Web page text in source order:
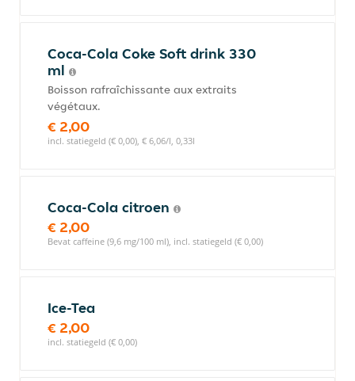
Coca-Cola Coke Soft drink 330
ml
Boisson rafraîchissante aux extraits
végétaux.
€ 2,00
incl. statiegeld (€ 0,00), € 6,06/l, 0,33l
Coca-Cola citroen
€ 2,00
Bevat caffeine (9,6 mg/100 ml), incl. statiegeld (€ 0,00)
Ice-Tea
€ 2,00
incl. statiegeld (€ 0,00)